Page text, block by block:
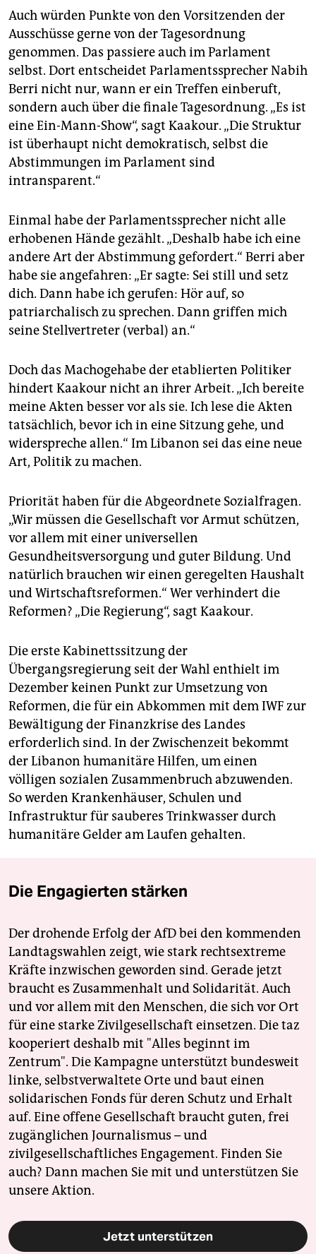
Auch würden Punkte von den Vorsitzenden der
Ausschüsse gerne von der Tagesordnung
genommen. Das passiere auch im Parlament
selbst. Dort entscheidet Parlamentssprecher Nabih
Berri nicht nur, wann er ein Treffen einberuft,
sondern auch über die finale Tagesordnung. „Es ist
eine Ein-Mann-Show“, sagt Kaakour. „Die Struktur
ist überhaupt nicht demokratisch, selbst die
Abstimmungen im Parlament sind
intransparent.“
Einmal habe der Parlamentssprecher nicht alle
erhobenen Hände gezählt. „Deshalb habe ich eine
andere Art der Abstimmung gefordert.“ Berri aber
habe sie angefahren: „Er sagte: Sei still und setz
dich. Dann habe ich gerufen: Hör auf, so
patriarchalisch zu sprechen. Dann griffen mich
seine Stellvertreter (verbal) an.“
Doch das Machogehabe der etablierten Politiker
hindert Kaakour nicht an ihrer Arbeit. „Ich bereite
meine Akten besser vor als sie. Ich lese die Akten
tatsächlich, bevor ich in eine Sitzung gehe, und
widerspreche allen.“ Im Libanon sei das eine neue
Art, Politik zu machen.
Priorität haben für die Abgeordnete Sozialfragen.
„Wir müssen die Gesellschaft vor Armut schützen,
vor allem mit einer universellen
Gesundheitsversorgung und guter Bildung. Und
natürlich brauchen wir einen geregelten Haushalt
und Wirtschaftsreformen.“ Wer verhindert die
Reformen? „Die Regierung“, sagt Kaakour.
Die erste Kabinettssitzung der
Übergangsregierung seit der Wahl enthielt im
Dezember keinen Punkt zur Umsetzung von
Reformen, die für ein Abkommen mit dem IWF zur
Bewältigung der Finanzkrise des Landes
erforderlich sind. In der Zwischenzeit bekommt
der Libanon humanitäre Hilfen, um einen
völligen sozialen Zusammenbruch abzuwenden.
So werden Krankenhäuser, Schulen und
Infrastruktur für sauberes Trinkwasser durch
humanitäre Gelder am Laufen gehalten.
Die Engagierten stärken
Der drohende Erfolg der AfD bei den kommenden
Landtagswahlen zeigt, wie stark rechtsextreme
Kräfte inzwischen geworden sind. Gerade jetzt
braucht es Zusammenhalt und Solidarität. Auch
und vor allem mit den Menschen, die sich vor Ort
für eine starke Zivilgesellschaft einsetzen. Die taz
kooperiert deshalb mit "Alles beginnt im
Zentrum". Die Kampagne unterstützt bundesweit
linke, selbstverwaltete Orte und baut einen
solidarischen Fonds für deren Schutz und Erhalt
auf. Eine offene Gesellschaft braucht guten, frei
zugänglichen Journalismus – und
zivilgesellschaftliches Engagement. Finden Sie
auch? Dann machen Sie mit und unterstützen Sie
unsere Aktion.
Jetzt unterstützen